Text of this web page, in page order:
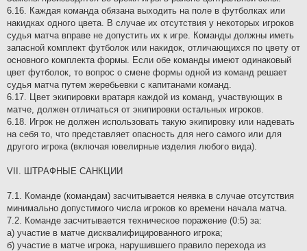
6.16. Каждая команда обязана выходить на поле в футболках или
накидках одного цвета. В случае их отсутствия у некоторых игроков
судья матча вправе не допустить их к игре. Команды должны иметь
запасной комплект футболок или накидок, отличающихся по цвету от
основного комплекта формы. Если обе команды имеют одинаковый
цвет футболок, то вопрос о смене формы одной из команд решает
судья матча путем жеребьевки с капитанами команд.
6.17. Цвет экипировки вратаря каждой из команд, участвующих в
матче, должен отличаться от экипировки остальных игроков.
6.18. Игрок не должен использовать такую экипировку или надевать
на себя то, что представляет опасность для него самого или для
другого игрока (включая ювелирные изделия любого вида).
VII. ШТРАФНЫЕ САНКЦИИ
7.1. Команде (командам) засчитывается неявка в случае отсутствия
минимально допустимого числа игроков ко времени начала матча.
7.2. Команде засчитывается техническое поражение (0:5) за:
а) участие в матче дисквалифицированного игрока;
б) участие в матче игрока, нарушившего правило перехода из